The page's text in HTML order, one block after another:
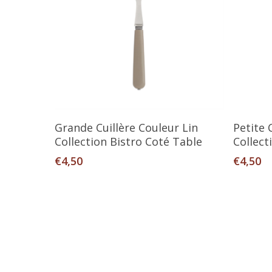
Ajouter Au Panier
Grande Cuillère Couleur Lin
Collection Bistro Coté Table
€4,50
Petite
€4,50